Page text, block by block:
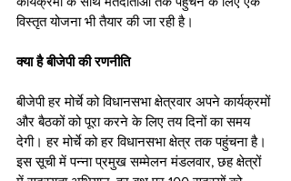
विस्तृत योजना भी तैयार की जा रही है।
क्या है बीजेपी की रणनीति
बीजेपी हर मोर्चे को विधानसभा क्षेत्रवार अपने कार्यक्रमों
और बैठकों को पूरा करने के लिए तय दिनों का समय
देगी। हर मोर्चे को हर विधानसभा क्षेत्र तक पहुंचना है।
इस सूची में पन्ना प्रमुख सम्मेलन मंडलवार, छह क्षेत्रों